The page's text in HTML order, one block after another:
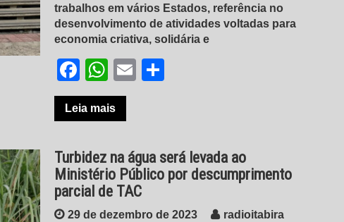
trabalhos em vários Estados, referência no
desenvolvimento de atividades voltadas para
economia criativa, solidária e
Facebook
WhatsApp
Email
Leia mais
Turbidez na água será levada ao
Ministério Público por descumprimento
parcial de TAC
29 de dezembro de 2023 radioitabira